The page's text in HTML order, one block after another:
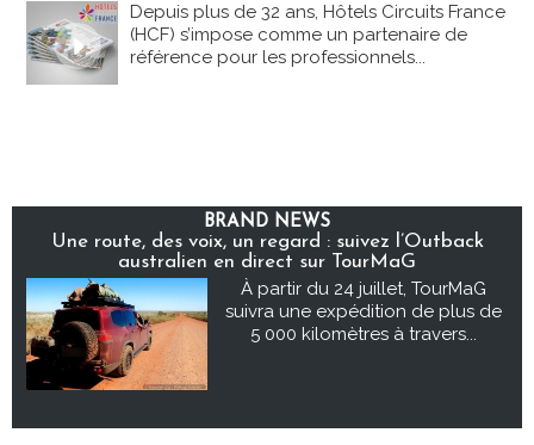
Depuis plus de 32 ans, Hôtels Circuits France
(HCF) s’impose comme un partenaire de
référence pour les professionnels...
BRAND NEWS
Une route, des voix, un regard : suivez l’Outback
australien en direct sur TourMaG
À partir du 24 juillet, TourMaG
suivra une expédition de plus de
5 000 kilomètres à travers...